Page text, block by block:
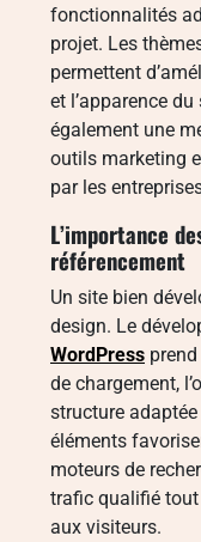
fonctionnalités
projet. Les
permettent
et l’apparence
également une
outils marketing
par les
L’importance
référencement
Un site bien
design. Le
WordPress
de chargement,
structure
éléments
moteurs de
trafic qualifié
aux visiteurs.